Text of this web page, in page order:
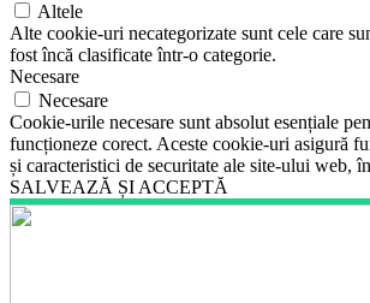
Altele
Alte cookie-uri necategorizate sunt cele care
fost încă clasificate într-o categorie.
Necesare
Necesare
Cookie-urile necesare sunt absolut esențiale
funcționeze corect. Aceste cookie-uri asigură
și caracteristici de securitate ale site-ului web,
SALVEAZĂ ȘI ACCEPTĂ